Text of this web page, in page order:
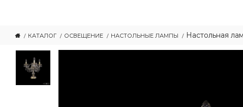
КАТАЛОГ ОСВЕЩЕНИЕ НАСТОЛЬНЫЕ ЛАМПЫ Настольная